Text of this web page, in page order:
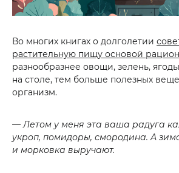
Во многих книгах о долголетии
растительную пищу основой
разнообразнее овощи, зелень,
на столе, тем больше полезных
организм.
— Летом у меня эта ваша радуга
укроп, помидоры, смородина. А
и морковка выручают.